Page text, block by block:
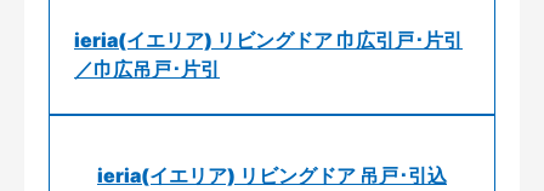
ieria(イエリア) リビングドア 巾広引戸･片引
／巾広吊戸･片引
ieria(イエリア) リビングドア 吊戸･引込